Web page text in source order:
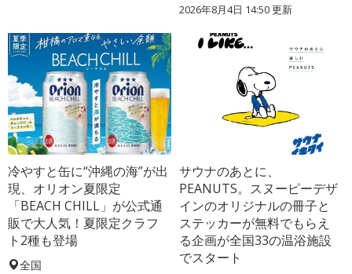
2026年8月4日 14:50更新
冷やすと缶に“沖縄の海”が出
現、オリオン夏限定
「BEACH CHILL」が公式通
販で大人気！夏限定クラフ
ト2種も登場
全国
サウナのあとに、
PEANUTS。スヌーピーデザ
インのオリジナルの冊子と
ステッカーが無料でもらえ
る企画が全国33の温浴施設
でスタート